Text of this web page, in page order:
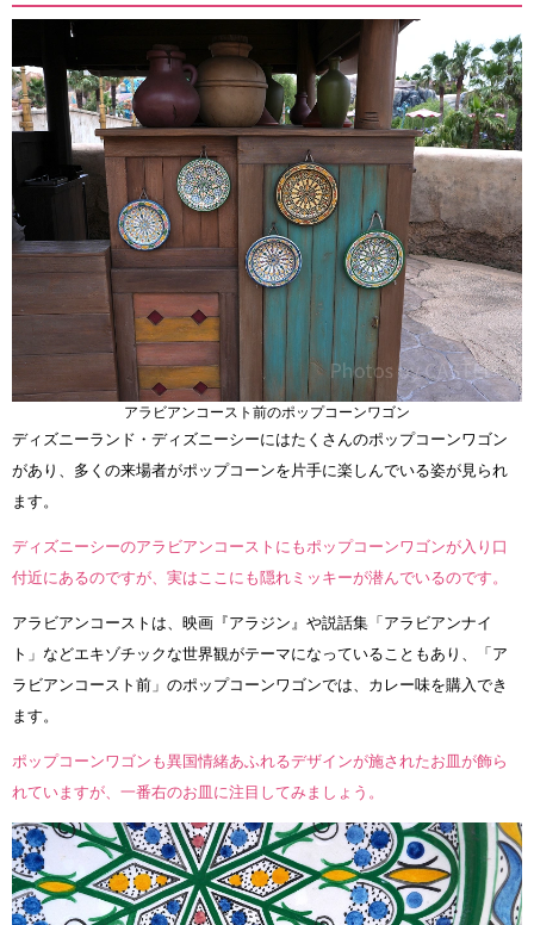
アラビアンコースト前のポップコーンワゴン
ディズニーランド・ディズニーシーにはたくさんのポップコーンワゴン
があり、多くの来場者がポップコーンを片手に楽しんでいる姿が見られ
ます。
ディズニーシーのアラビアンコーストにもポップコーンワゴンが入り口
付近にあるのですが、実はここにも隠れミッキーが潜んでいるのです。
アラビアンコーストは、映画『アラジン』や説話集「アラビアンナイ
ト」などエキゾチックな世界観がテーマになっていることもあり、「ア
ラビアンコースト前」のポップコーンワゴンでは、カレー味を購入でき
ます。
ポップコーンワゴンも異国情緒あふれるデザインが施されたお皿が飾ら
れていますが、一番右のお皿に注目してみましょう。